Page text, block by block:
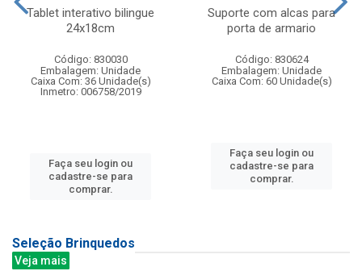
Tablet interativo bilingue
24x18cm
Código: 830030
Embalagem: Unidade
Caixa Com: 36 Unidade(s)
Inmetro: 006758/2019
Faça seu login ou
cadastre-se para
comprar.
Suporte com alcas para
porta de armario
Código: 830624
Embalagem: Unidade
Caixa Com: 60 Unidade(s)
Faça seu login ou
cadastre-se para
comprar.
Seleção Brinquedos
Veja mais